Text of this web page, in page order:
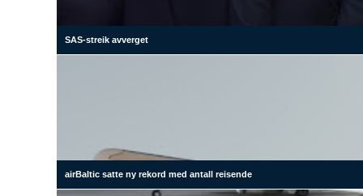
SAS-streik avverget
airBaltic satte ny rekord med antall reisende